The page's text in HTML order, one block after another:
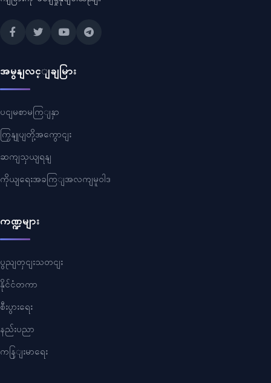
အမွနျလင့ျချမြား
ပငျမစာမကြျနှာ
ကြှနျုပျတို့အကွောငျး
ဆကျသှယျရနျ
ကိုယျရေးအခကြျအလကျမူဝါဒ
ကဏ္ဍများ
ပွညျတှငျးသတငျး
နိုင်ငံတကာ
စီးပွားရေး
နည်းပညာ
ကနြျးမာရေး